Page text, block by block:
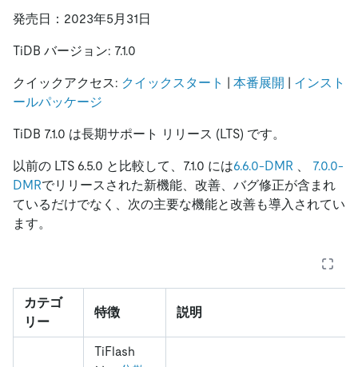
発売日：2023年5月31日
TiDB バージョン: 7.1.0
クイックアクセス: クイックスタート | 本番展開 | インスト
ールパッケージ
TiDB 7.1.0 は長期サポート リリース (LTS) です。
以前の LTS 6.5.0 と比較して、7.1.0 には6.6.0-DMR
7.0.0-
DMRでリリースされた新機能、改善、バグ修正が含まれ
ているだけでなく、次の主要な機能と改善も導入されてい
ます。
カテゴ
リー
特徴 説明
TiFlash